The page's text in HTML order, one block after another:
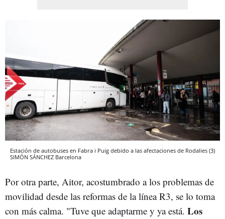
Estación de autobuses en Fabra i Puig debido a las afectaciones de Rodalies (3)
SIMÓN SÁNCHEZ Barcelona
Por otra parte, Aitor, acostumbrado a los problemas de
movilidad desde las reformas de la línea R3, se lo toma
con más calma. "Tuve que adaptarme y ya está. Los